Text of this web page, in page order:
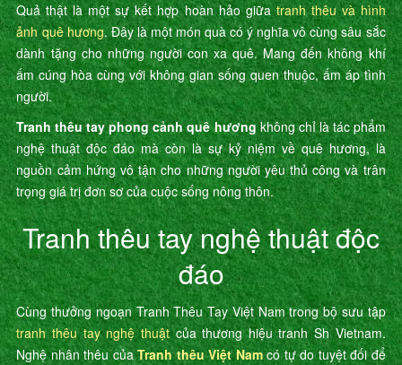
Quả thật là một sự kết hợp hoàn hảo giữatranh thêu và hình
ảnh quê hương. Đây là một món quà có ý nghĩa vô cùng sâu sắc
dành tặng cho những người con xa quê. Mang đến không khí
ấm cúng hòa cùng với không gian sống quen thuộc, ấm áp tình
người.
Tranh thêu tay phong cảnh quê hươngkhông chỉ là tác phẩm
nghệ thuật độc đáo mà còn là sự kỷ niệm về quê hương, là
nguồn cảm hứng vô tận cho những người yêu thủ công và trân
trọng giá trị đơn sơ của cuộc sống nông thôn.
Tranh thêu tay nghệ thuật độc
đáo
Cùng thưởng ngoạn Tranh Thêu Tay Việt Nam trong bộ sưu tập
tranh thêu tay nghệ thuậtcủa thương hiệu tranh Sh Vietnam.
Nghệ nhân thêu củaTranh thêu Việt Namcó tự do tuyệt đối để